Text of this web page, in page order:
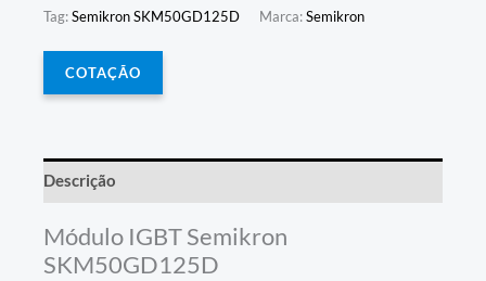
Tag:Semikron SKM50GD125D Marca:Semikron
COTAÇÃO
Descrição
Módulo IGBT Semikron
SKM50GD125D